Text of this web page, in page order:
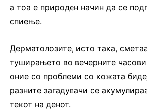
а тоа е природен начин да се
спиење.
Дерматолозите, исто така,
туширањето во вечерните
оние со проблеми со кожата
разните загадувачи се
текот на денот.